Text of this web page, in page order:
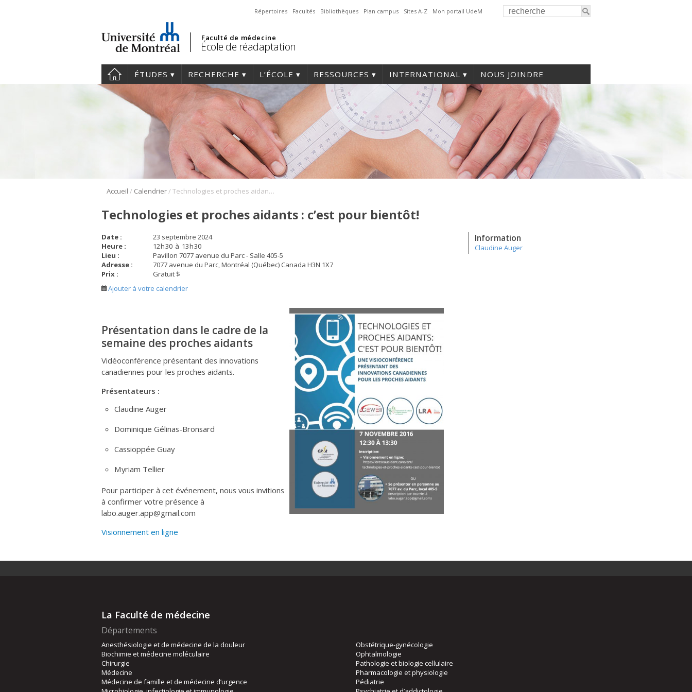
Répertoires Facultés Bibliothèques Plan campus Sites A-Z Mon portail UdeM
Faculté de médecine
École de réadaptation
ÉTUDES RECHERCHE L’ÉCOLE RESSOURCES INTERNATIONAL NOUS JOINDRE
Accueil / Calendrier/ Technologies et proches aidants : c’est pour bientôt!
Technologies et proches aidants : c’est pour bientôt!
Date :
23 septembre 2024
Heure :
12h30 à 13h30
Lieu :
Pavillon 7077 avenue du Parc - Salle 405-5
Adresse :
7077 avenue du Parc, Montréal (Québec) Canada H3N 1X7
Prix :
Gratuit $
Ajouter à votre calendrier
Information
Claudine Auger
Présentation dans le cadre de la
semaine des proches aidants
Vidéoconférence présentant des innovations
canadiennes pour les proches aidants.
Présentateurs :
Claudine Auger
Dominique Gélinas-Bronsard
Cassioppée Guay
Myriam Tellier
Pour participer à cet événement, nous vous invitions
à confirmer votre présence à
labo.auger.app@gmail.com
Visionnement en ligne
La Faculté de médecine
Départements
Anesthésiologie et de médecine de la douleur
Biochimie et médecine moléculaire
Chirurgie
Médecine
Médecine de famille et de médecine d’urgence
Obstétrique-gynécologie
Ophtalmologie
Pathologie et biologie cellulaire
Pharmacologie et physiologie
Pédiatrie